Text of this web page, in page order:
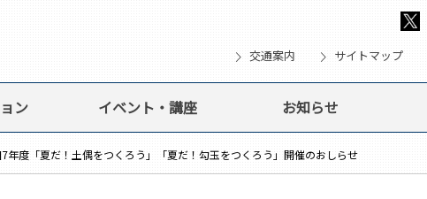
chevron_right 交通案内 chevron_right サイトマップ
ン イベント・講座 お知らせ
年度「夏だ！土偶をつくろう」「夏だ！勾玉をつくろう」開催のおしらせ